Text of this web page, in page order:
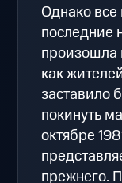
Однако все
последние
произошла
как
заставило
покинуть
октябре
прежнего.